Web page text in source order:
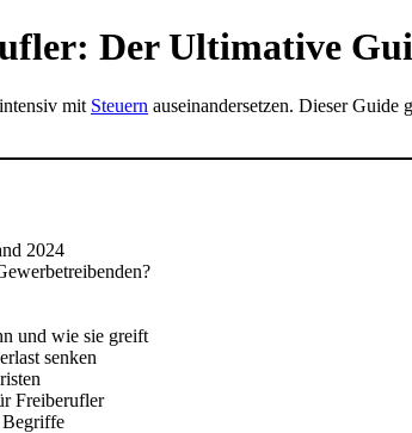
Der Ultimative
mit Steuern auseinandersetzen. Dieser Guide
2024
und wie sie greift
senken
Freiberufler
Begriffe